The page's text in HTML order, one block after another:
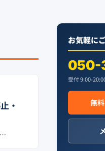
・
…
お気軽に
050-
受付 9:00-
無